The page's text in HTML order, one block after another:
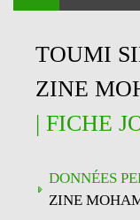
TOUMI
ZINE
| FICHE
DONNÉES
ZINE